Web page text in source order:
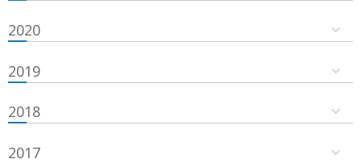
2020
2019
2018
2017